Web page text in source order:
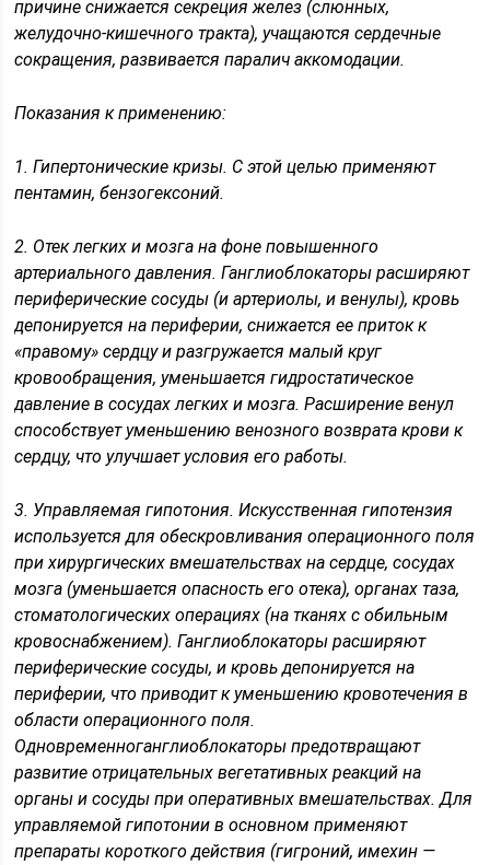
причине снижается секреция желез (слюнных,
желудочно-кишечного тракта), учащаются сердечные
сокращения, развивается паралич аккомодации.
Показания к применению:
1. Гипертонические кризы. С этой целью применяют
пентамин, бензогексоний.
2. Отек легких и мозга на фоне повышенного
артериального давления. Ганглиоблокаторы расширяют
периферические сосуды (и артериолы, и венулы), кровь
депонируется на периферии, снижается ее приток к
«правому» сердцу и разгружается малый круг
кровообращения, уменьшается гидростатическое
давление в сосудах легких и мозга. Расширение венул
способствует уменьшению венозного возврата крови к
сердцу, что улучшает условия его работы.
3. Управляемая гипотония. Искусственная гипотензия
используется для обескровливания операционного поля
при хирургических вмешательствах на сердце, сосудах
мозга (уменьшается опасность его отека), органах таза,
стоматологических операциях (на тканях с обильным
кровоснабжением). Ганглиоблокаторы расширяют
периферические сосуды, и кровь депонируется на
периферии, что приводит к уменьшению кровотечения в
области операционного поля.
Одновременноганглиоблокаторы предотвращают
развитие отрицательных вегетативных реакций на
органы и сосуды при оперативных вмешательствах. Для
управляемой гипотонии в основном применяют
препараты короткого действия (гигроний, имехин —